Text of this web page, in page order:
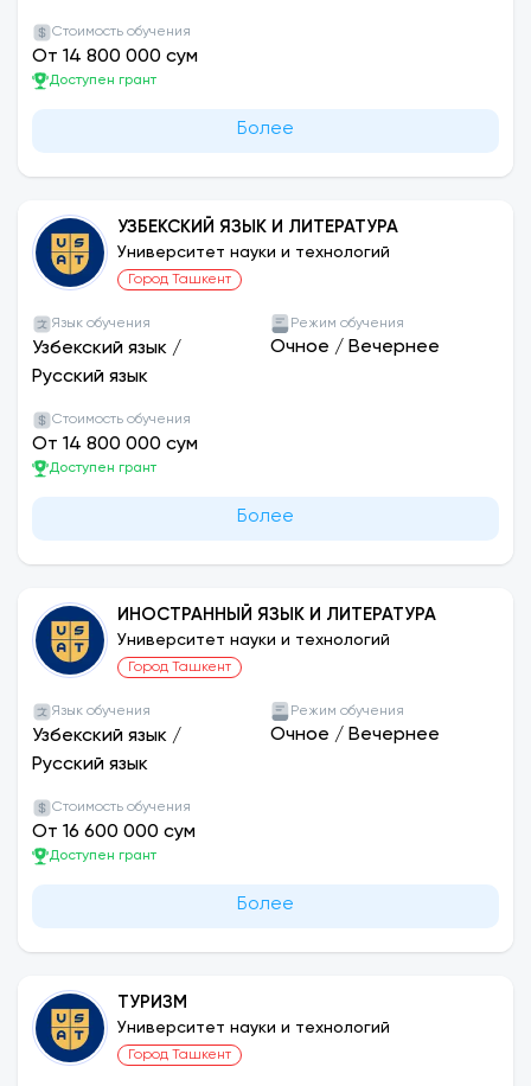
Стоимость обучения
От 14 800 000 сум
Доступен грант
Более
УЗБЕКСКИЙ ЯЗЫК И ЛИТЕРАТУРА
Университет науки и технологий
Город Ташкент
Язык обучения
Узбекский язык /
Русский язык
Режим обучения
Очное / Вечернее
Стоимость обучения
От 14 800 000 сум
Доступен грант
Более
ИНОСТРАННЫЙ ЯЗЫК И ЛИТЕРАТУРА
Университет науки и технологий
Город Ташкент
Язык обучения
Узбекский язык /
Русский язык
Режим обучения
Очное / Вечернее
Стоимость обучения
От 16 600 000 сум
Доступен грант
Более
ТУРИЗМ
Университет науки и технологий
Город Ташкент